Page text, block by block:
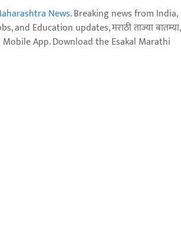
News. Breaking news from India,
Education updates, मराठी ताज्या बातम्या,
Mobile App. Download the Esakal Marathi